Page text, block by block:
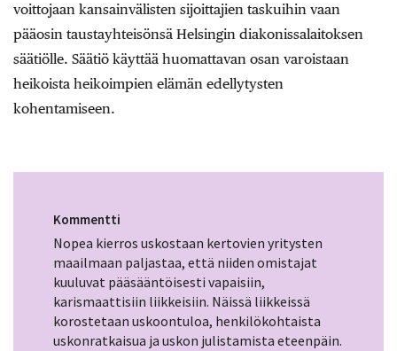
voittojaan kansainvälisten sijoittajien taskuihin vaan
pääosin taustayhteisönsä Helsingin diakonissalaitoksen
säätiölle. Säätiö käyttää huomattavan osan varoistaan
heikoista heikoimpien elämän edellytysten
kohentamiseen.
Kommentti
Nopea kierros uskostaan kertovien yritysten
maailmaan paljastaa, että niiden omistajat
kuuluvat pääsääntöisesti vapaisiin,
karismaattisiin liikkeisiin. Näissä liikkeissä
korostetaan uskoontuloa, henkilökohtaista
uskonratkaisua ja uskon julistamista eteenpäin.